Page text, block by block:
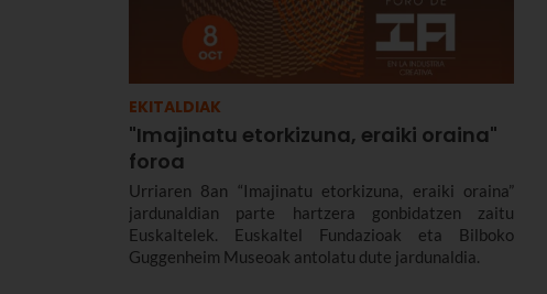
EKITALDIAK
"Imajinatu etorkizuna, eraiki oraina"
foroa
Urriaren 8an “Imajinatu etorkizuna, eraiki oraina”
jardunaldian parte hartzera gonbidatzen zaitu
Euskaltelek. Euskaltel Fundazioak eta Bilboko
Guggenheim Museoak antolatu dute jardunaldia.